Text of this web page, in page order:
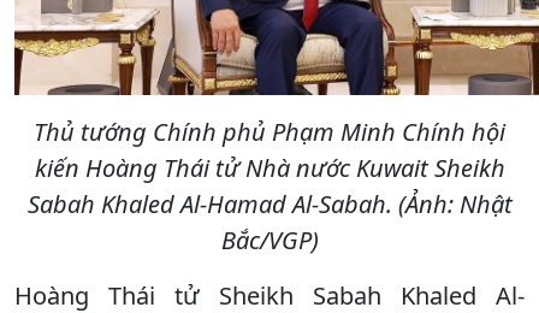
Thủ tướng Chính phủ Phạm Minh Chính hội
kiến Hoàng Thái tử Nhà nước Kuwait Sheikh
Sabah Khaled Al-Hamad Al-Sabah. (Ảnh: Nhật
Bắc/VGP)
Hoàng Thái tử Sheikh Sabah Khaled Al-